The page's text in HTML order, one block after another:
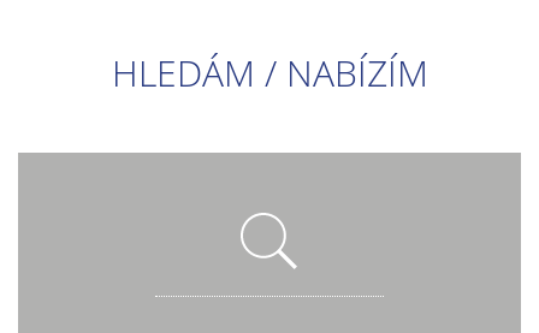
HLEDÁM / NABÍZÍM